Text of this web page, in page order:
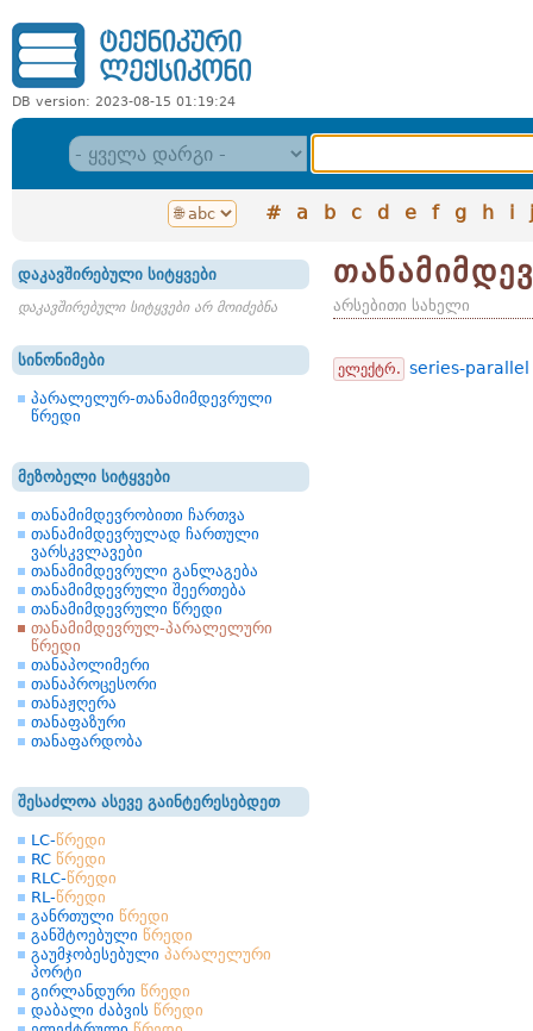
DB version: 2023-08-15 01:19:24
# a b c d e f g h i j
დაკავშირებული სიტყვები
დაკავშირებული სიტყვები არ მოიძებნა
სინონიმები
პარალელურ-თანამიმდევრული
წრედი
მეზობელი სიტყვები
თანამიმდევრობითი ჩართვა
თანამიმდევრულად ჩართული
ვარსკვლავები
თანამიმდევრული განლაგება
თანამიმდევრული შეერთება
თანამიმდევრული წრედი
თანამიმდევრულ-პარალელური
წრედი
თანაპოლიმერი
თანაპროცესორი
თანაჟღერა
თანაფაზური
თანაფარდობა
შესაძლოა ასევე გაინტერესებდეთ
LC-წრედი
RC წრედი
RLC-წრედი
RL-წრედი
განრთული წრედი
განშტოებული წრედი
გაუმჯობესებული პარალელური
პორტი
გირლანდური წრედი
დაბალი ძაბვის წრედი
არსებითი სახელი
ელექტრ. series-